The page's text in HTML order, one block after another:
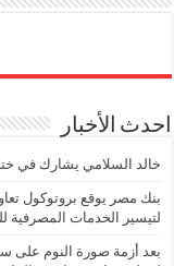
احدث الأخبار
خالد السلامي يشارك في
بنك مصر يوقع بروتوكول
لتيسير الخدمات المصرفية
بعد أزمة صورة النوم على